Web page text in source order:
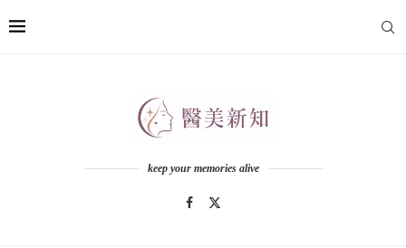
keep your memories alive